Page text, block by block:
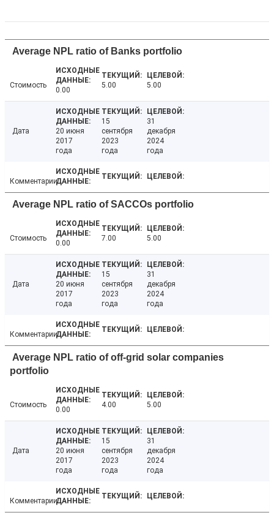
Average NPL ratio of Banks portfolio
Стоимость
0.00
5.00 5.00
Дата
20 июня
2017
года
15
сентября
2023
года
31
декабря
2024
года
Комментарии
Average NPL ratio of SACCOs portfolio
Стоимость
0.00
7.00 5.00
Дата
20 июня
2017
года
15
сентября
2023
года
31
декабря
2024
года
Комментарии
Average NPL ratio of off-grid solar companies
portfolio
Стоимость
0.00
4.00 5.00
Дата
20 июня
2017
года
15
сентября
2023
года
31
декабря
2024
года
Комментарии